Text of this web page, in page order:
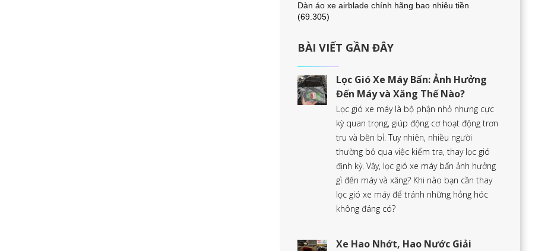
Dàn áo xe airblade chính hãng bao nhiêu tiền
(69.305)
BÀI VIẾT GẦN ĐÂY
Lọc Gió Xe Máy Bẩn: Ảnh Hưởng
Đến Máy và Xăng Thế Nào?
Lọc gió xe máy là bộ phận nhỏ nhưng cực
kỳ quan trọng, giúp động cơ hoạt động trơn
tru và bền bỉ. Tuy nhiên, nhiều người
thường bỏ qua việc kiểm tra, thay lọc gió
định kỳ. Vậy, lọc gió xe máy bẩn ảnh hưởng
gì đến máy và xăng? Khi nào bạn cần thay
lọc gió xe máy để tránh những hỏng hóc
không đáng có?
Xe Hao Nhớt, Hao Nước Giải